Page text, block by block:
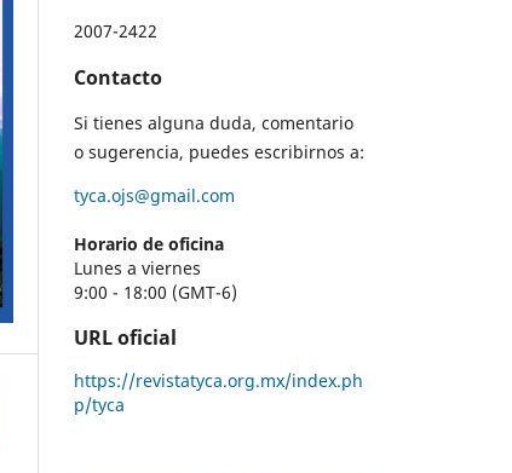
2007-2422
Contacto
Si tienes alguna duda, comentario
o sugerencia, puedes escribirnos a:
tyca.ojs@gmail.com
Horario de oficina
Lunes a viernes
9:00 - 18:00 (GMT-6)
URL oficial
https://revistatyca.org.mx/index.ph
p/tyca